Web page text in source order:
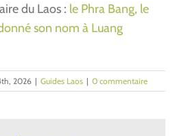
du Laos : le Phra Bang, le
son nom à Luang
2026 | Guides Laos | 0 commentaire